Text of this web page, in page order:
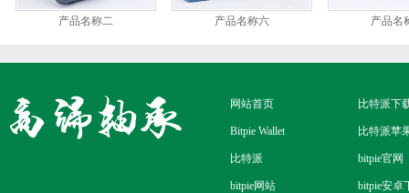
产品名称二 产品名称六 产品名
网站首页 比特派下
Bitpie Wallet 比特派苹
比特派 bitpie官网
bitpie网站 bitpie安卓